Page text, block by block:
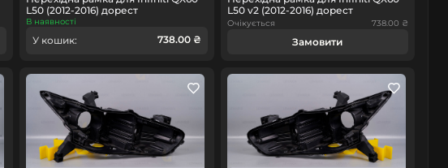
L50 (2012-2016) дорест
В наявності
У кошик: 738.00 ₴
L50 v2 (2012-2016) дорест
Очікується 738.00 ₴
Замовити